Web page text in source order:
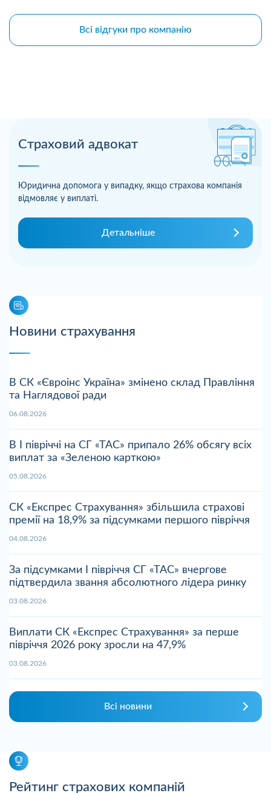
Страховий адвокат
Юридична допомога у випадку, якщо страхова компанія
відмовляє у виплаті.
Детальніше
Новини страхування
В СК «Євроінс Україна» змінено склад Правління
та Наглядової ради
06.08.2026
В І півріччі на СГ «ТАС» припало 26% обсягу всіх
виплат за «Зеленою карткою»
05.08.2026
СК «Експрес Страхування» збільшила страхові
премії на 18,9% за підсумками першого півріччя
04.08.2026
За підсумками І півріччя СГ «ТАС» вчергове
підтвердила звання абсолютного лідера ринку
03.08.2026
Виплати СК «Експрес Страхування» за перше
півріччя 2026 року зросли на 47,9%
03.08.2026
Всі новини
Всі відгуки про компанію
Рейтинг страхових компаній